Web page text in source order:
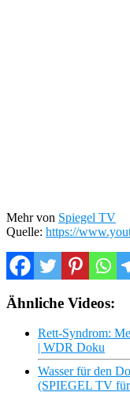
Mehr von Spiegel TV
Quelle: https://
Ähnliche Videos:
Rett-Syndrom:
| WDR Doku
Wasser für den
(SPIEGEL TV